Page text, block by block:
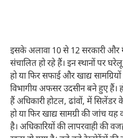
इसके अलावा 10 से 12 सरकारी और
संचालित हो रहे हैं। इन स्थानों पर
हो या फिर सफाई और खाद्य
विभागीय अफसर उदसीन बने हुए
हैं अधिकारी होटल, ढांवों, में
हो या फिर खाद्य सामग्री की जांच
है। अधिकारियों की लापरवाही की